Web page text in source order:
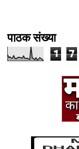
पाठक संख्या
1 7